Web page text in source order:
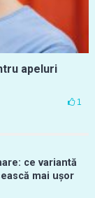
apeluri
1
ce variantă
mai ușor